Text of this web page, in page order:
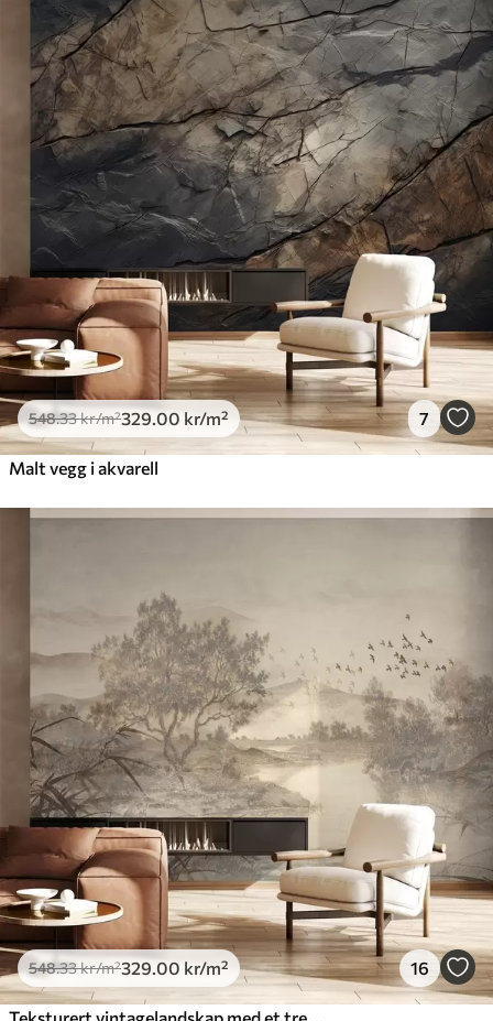
Tilgjengelige materialer
Standard
548.33 329.00kr /m²
Premium
665.00399.00kr
Premium vinyl
650 .00390.00kr/m²
Peel and Stick
925 .00555.00kr/m²
548.33kr/m²329 .00 kr/m² 7
Malt vegg i akvarell
548.33kr/m²329 .00 kr/m² 16